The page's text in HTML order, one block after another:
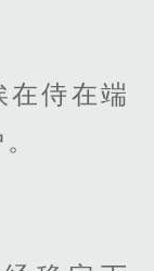
在侍在端